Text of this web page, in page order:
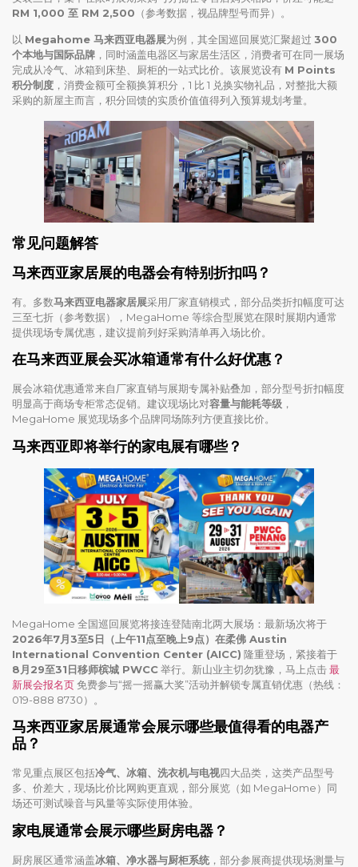
RM 1,000 至 RM 2,500 （参考数据，视品牌型号而异）。
以 Megahome 马来西亚电器展为例，其全国巡回展览汇聚超过 300
个本地与国际品牌 ，同时涵盖电器区与家居生活区，消费者可在同一展场
完成从冷气、冰箱到床垫、厨柜的一站式比价。该展览设有 M Points
积分制度 ，消费金额可全额换算积分，1 比 1 兑换实物礼品，对整批大额
采购的新屋主而言，积分回馈的实质价值值得列入预算规划考量。
常见问题解答
马来西亚家居展的电器会有特别折扣吗？
有。多数马来西亚电器家居展采用厂家直销模式，部分品类折扣幅度可达
三至七折（参考数据），MegaHome 等综合型展览在限时展期内通常
提供现场专属优惠，建议提前列好采购清单再入场比价。
在马来西亚展会买冰箱通常有什么好优惠？
展会冰箱优惠通常来自厂家直销与展期专属补贴叠加，部分型号折扣幅度
明显高于商场专柜常态促销。建议现场比对容量与能耗等级 ，
MegaHome 展览现场多个品牌同场陈列方便直接比价。
马来西亚即将举行的家电展有哪些？
MegaHome 全国巡回展览将接连登陆南北两大展场：最新场次将于
2026年7月3至5日（上午11点至晚上9点）在柔佛 Austin
International Convention Center (AICC) 隆重登场，紧接着于
8月29至31日移师槟城 PWCC举行。新山业主切勿犹豫，马上点击最
新展会报名页免费参与“摇一摇赢大奖”活动并解锁专属直销优惠（热线：
019-888 8730）。
马来西亚家居展通常会展示哪些最值得看的电器产
品？
常见重点展区包括冷气、冰箱、洗衣机与电视四大品类，这类产品型号
多、价差大，现场比价比网购更直观，部分展览（如 MegaHome）同
场还可测试噪音与风量等实际使用体验。
家电展通常会展示哪些厨房电器？
厨房展区通常涵盖冰箱、净水器与厨柜系统 ，部分参展商提供现场测量与